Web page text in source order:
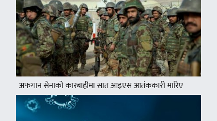
अफगान सेनाको कारबाहीमा सात आइएस आतंककारी मारिए